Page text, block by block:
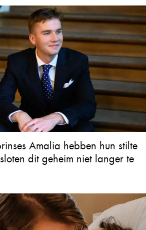
Amalia hebben hun stilte
dit geheim niet langer te